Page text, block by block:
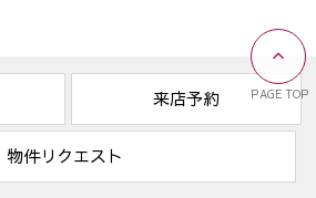
PAGE TOP
来店予約
物件リクエスト